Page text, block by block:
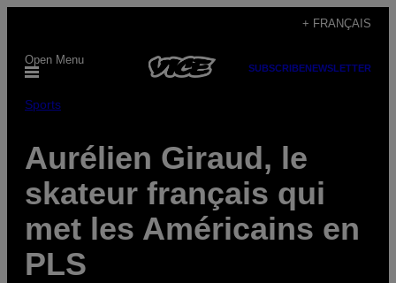
content
+ FRANÇAIS
Open Menu
SUBSCRIBENEWSLETTER
Sports
Aurélien Giraud, le
skateur français qui
met les Américains en
PLS